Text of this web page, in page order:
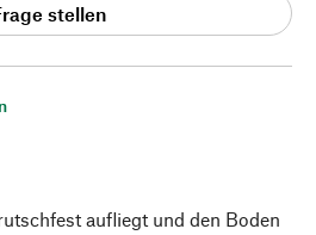
aufliegt und den Boden
stellen